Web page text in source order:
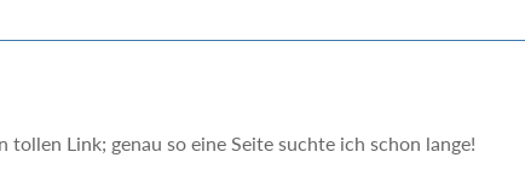
tollen Link; genau so eine Seite suchte ich schon lange!